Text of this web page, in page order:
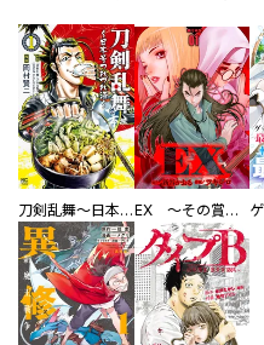
刀剣乱舞～日本号つれづれ酒～ EX ～その賞金稼ぎは、世界の出口を探す～【単行本版】